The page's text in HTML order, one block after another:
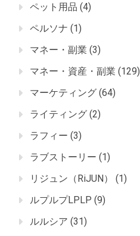
ペット用品 (4)
ペルソナ (1)
マネー・副業 (3)
マネー・資産・副業 (129)
マーケティング (64)
ライティング (2)
ラフィー (3)
ラブストーリー (1)
リジュン（RiJUN）
(1)
ルプルプLPLP (9)
ルルシア (31)